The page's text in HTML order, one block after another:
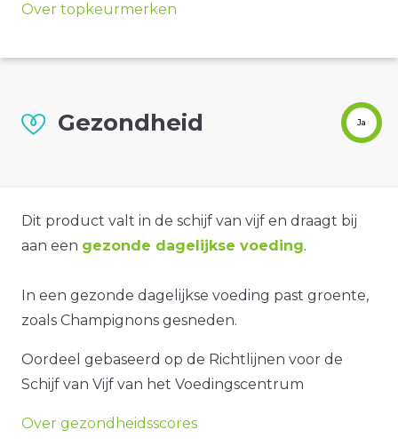
Over topkeurmerken
Gezondheid Ja
Dit product valt in de schijf van vijf en draagt bij
aan een gezonde dagelijkse voeding.
In een gezonde dagelijkse voeding past groente,
zoals Champignons gesneden.
Oordeel gebaseerd op de Richtlijnen voor de
Schijf van Vijf van het Voedingscentrum
Over gezondheidsscores